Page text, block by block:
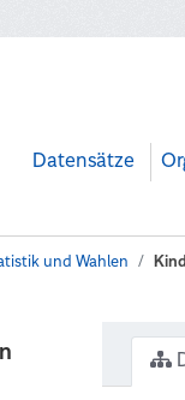
Datensätze
und Wahlen